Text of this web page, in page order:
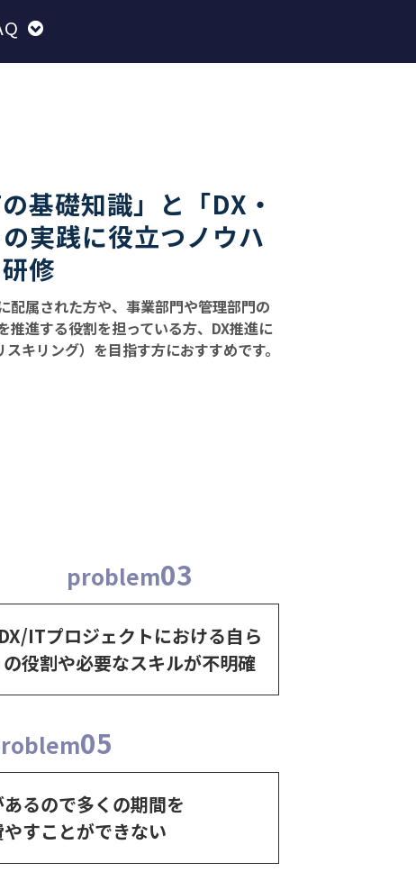
基礎知識」と「DX・
実践に役立つノウハ
修
配属された方や、事業部門や管理部門の
推進する役割を担っている方、DX推進に
キリング）を目指す方におすすめです。
problem03
DX/ITプロジェクトにおける自ら
の役割や必要なスキルが不明確
05
るので多くの期間を
すことができない